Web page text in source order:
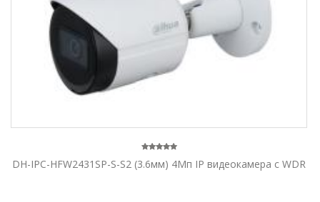
DH-IPC-HFW2431SP-S-S2 (3.6мм) 4Mп IP видеокамера с WDR